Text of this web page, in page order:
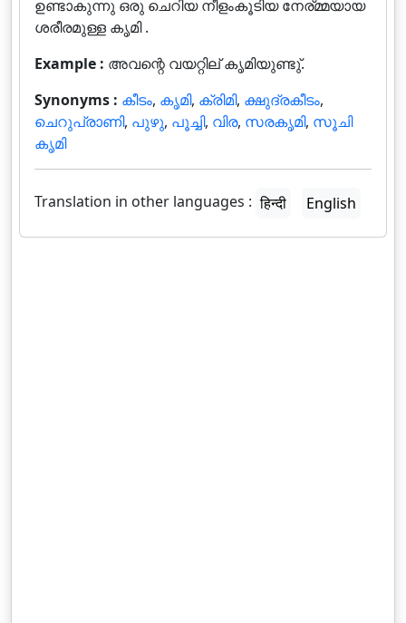
ഉണ്ടാകുന്നു ഒരു ചെറിയ നീളംകൂടിയ നേര്മ്മയായ
ശരീരമുള്ള കൃമി .
Example : അവന്റെ വയറ്റില് കൃമിയുണ്ടു്.
Synonyms : കീടം, കൃമി, ക്രിമി, ക്ഷുദ്രകീടം,
ചെറുപ്രാണി, പുഴു, പൂച്ചി, വിര, സരകൃമി, സൂചി
കൃമി
Translation in other languages : हिन्दी English